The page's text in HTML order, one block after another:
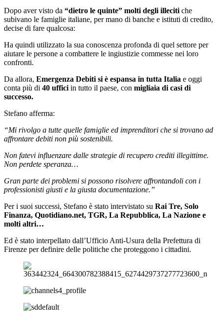
Dopo aver visto da “dietro le quinte” molti degli illeciti che
subivano le famiglie italiane, per mano di banche e istituti di credito,
decise di fare qualcosa:
Ha quindi utilizzato la sua conoscenza profonda di quel settore per
aiutare le persone a combattere le ingiustizie commesse nei loro
confronti.
Da allora, Emergenza Debiti si è espansa in tutta Italia e oggi
conta più di 40 uffici in tutto il paese, con migliaia di casi di
successo.
Stefano afferma:
“Mi rivolgo a tutte quelle famiglie ed imprenditori che si trovano ad
affrontare debiti non più sostenibili.
Non fatevi influenzare dalle strategie di recupero crediti illegittime.
Non perdete speranza…
Gran parte dei problemi si possono risolvere affrontandoli con i
professionisti giusti e la giusta documentazione.”
Per i suoi successi, Stefano è stato intervistato su Rai Tre, Solo
Finanza, Quotidiano.net, TGR, La Repubblica, La Nazione e
molti altri…
Ed è stato interpellato dall’Ufficio Anti-Usura della Prefettura di
Firenze per definire delle politiche che proteggono i cittadini.